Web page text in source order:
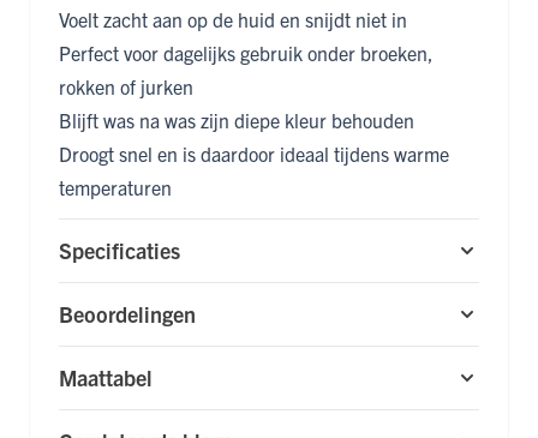
Voelt zacht aan op de huid en snijdt niet in
Perfect voor dagelijks gebruik onder broeken,
rokken of jurken
Blijft was na was zijn diepe kleur behouden
Droogt snel en is daardoor ideaal tijdens warme
temperaturen
Specificaties
Beoordelingen
Maattabel